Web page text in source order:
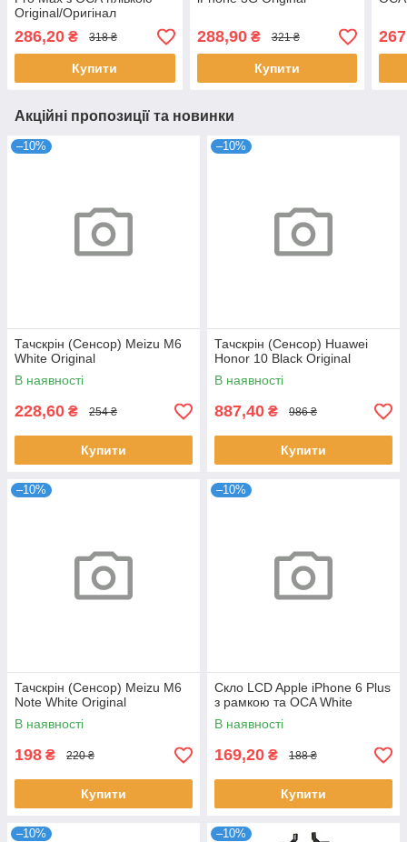
Original/Оригінал
286,20 ₴ 318 ₴
Купити
288,90₴ 321 ₴
Купити
Акційні пропозиції та новинки
–10%
Тачскрін (Сенсор) Meizu M6
White Original
В наявності
228,60 ₴ 254 ₴
Купити
–10%
Тачскрін (Сенсор) Huawei
Honor 10 Black Original
В наявності
887,40 ₴ 986 ₴
Купити
–10%
Тачскрін (Сенсор) Meizu M6
Note White Original
В наявності
198 ₴ 220 ₴
Купити
–10%
Скло LCD Apple iPhone 6 Plus
з рамкою та OCA White
В наявності
169,20 ₴ 188 ₴
Купити
–10% –10%